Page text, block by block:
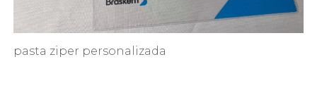
pasta ziper personalizada